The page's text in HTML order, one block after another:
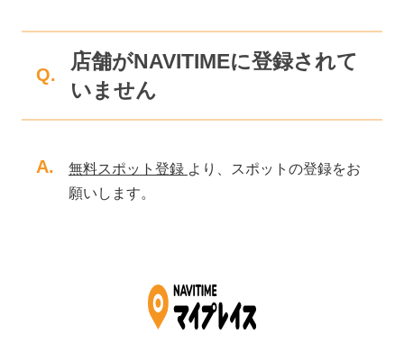
Q.
店舗がNAVITIMEに登録されて
いません
A. 無料スポット登録 より、スポットの登録をお
願いします。